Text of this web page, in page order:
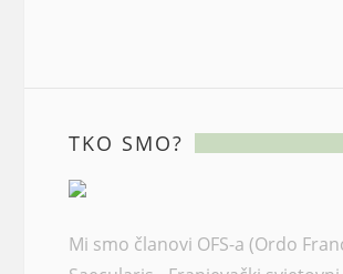
TKO SMO?
Mi smo članovi OFS-a (Ordo